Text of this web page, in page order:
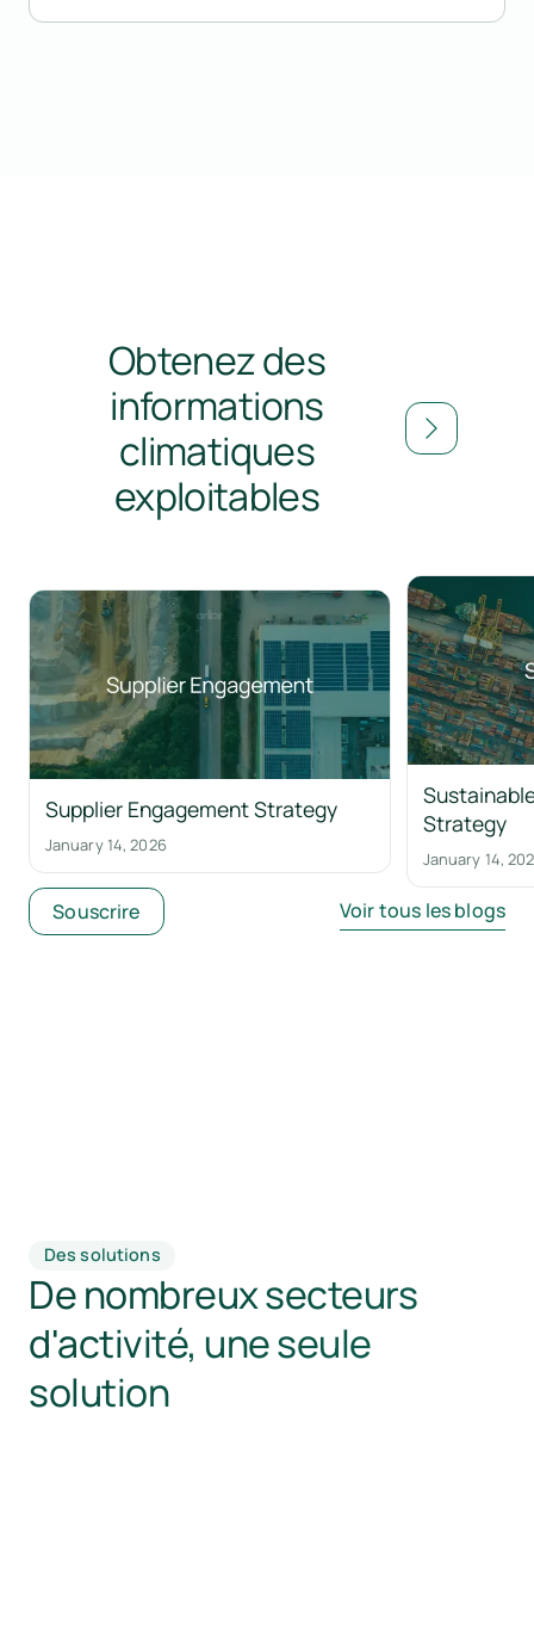
Obtenez des
informations
climatiques
exploitables
Supplier Engagement Strategy
January 14, 2026
Strategy
January 14,
Souscrire Voir tous les blogs
Des solutions
De nombreux secteurs
d'activité, une seule
solution